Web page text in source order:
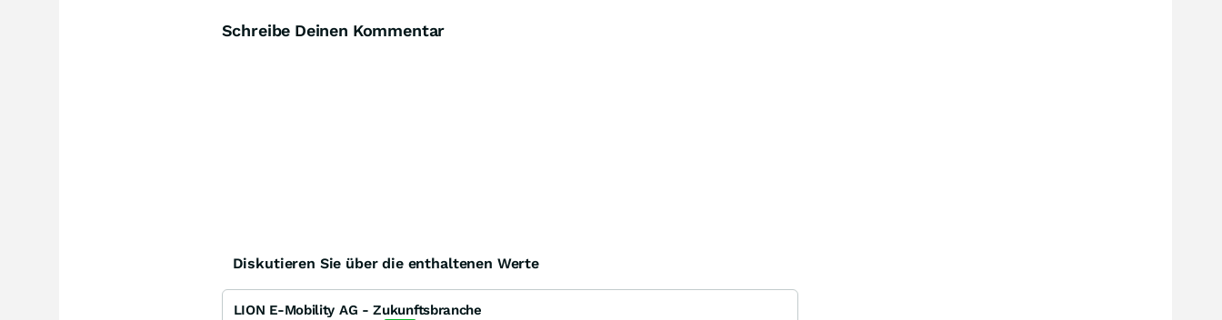
Schreibe Deinen Kommentar
Diskutieren Sie über die enthaltenen Werte
LION E-Mobility AG - Zukunftsbranche